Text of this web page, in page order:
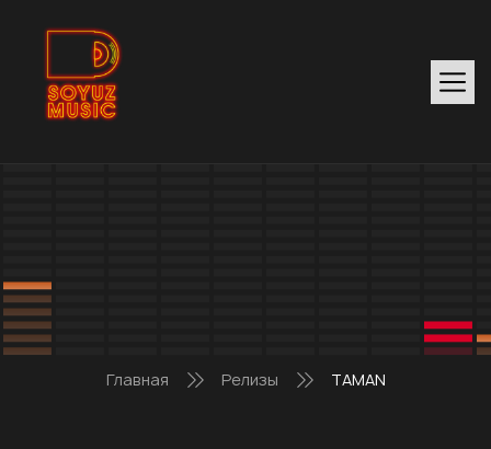
Главная Релизы TAMAN